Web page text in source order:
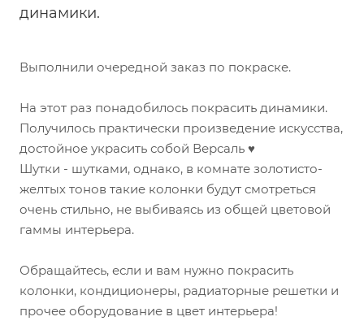
динамики.
Выполнили очередной заказ по покраске.
На этот раз понадобилось покрасить динамики.
Получилось практически произведение искусства,
достойное украсить собой Версаль ♥
Шутки - шутками, однако, в комнате золотисто-
желтых тонов такие колонки будут смотреться
очень стильно, не выбиваясь из общей цветовой
гаммы интерьера.
Обращайтесь, если и вам нужно покрасить
колонки, кондиционеры, радиаторные решетки и
прочее оборудование в цвет интерьера!